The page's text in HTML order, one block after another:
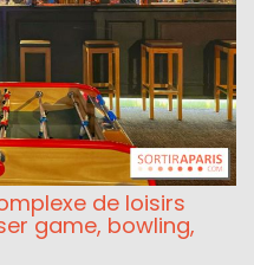
de loisirs
game, bowling,